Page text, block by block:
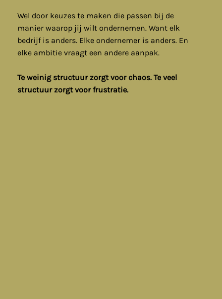
Wel door keuzes te maken die passen bij de
manier waarop jij wilt ondernemen. Want elk
bedrijf is anders. Elke ondernemer is anders. En
elke ambitie vraagt een andere aanpak.
Te weinig structuur zorgt voor chaos. Te veel
structuur zorgt voor frustratie.